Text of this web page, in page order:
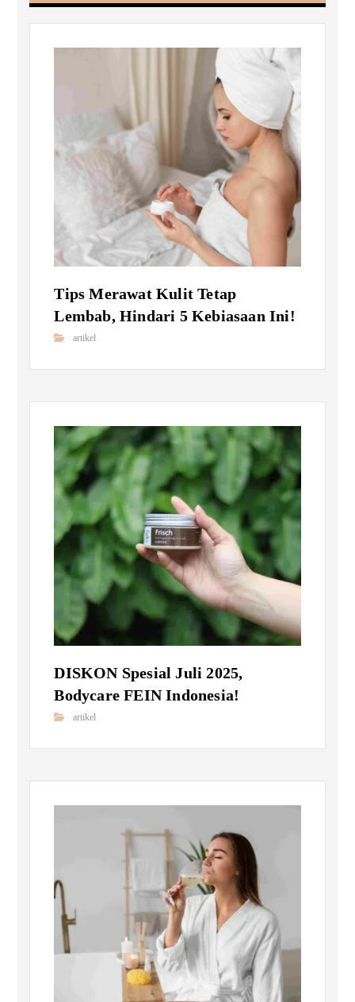
Tips Merawat Kulit Tetap
Lembab, Hindari 5 Kebiasaan Ini!
artikel
DISKON Spesial Juli 2025,
Bodycare FEIN Indonesia!
artikel